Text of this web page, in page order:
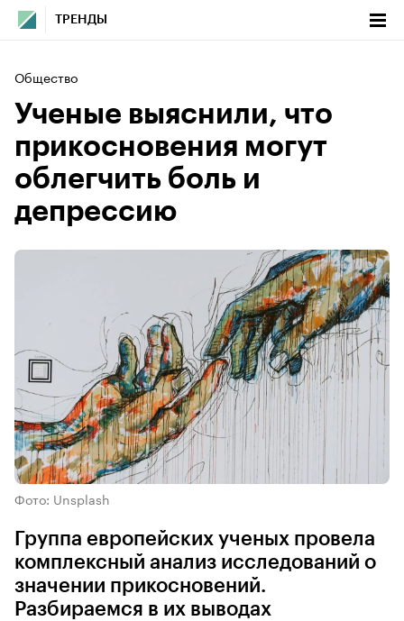
ТРЕНДЫ
Общество
Ученые выяснили, что
прикосновения могут
облегчить боль и
депрессию
Фото: Unsplash
Группа европейских ученых провела
комплексный анализ исследований о
значении прикосновений.
Разбираемся в их выводах